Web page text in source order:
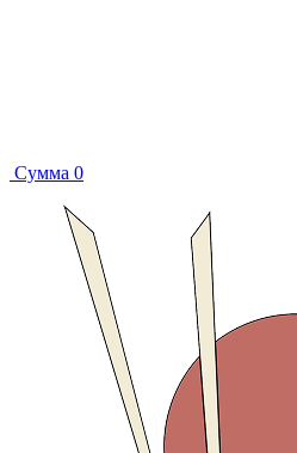
Сумма 0